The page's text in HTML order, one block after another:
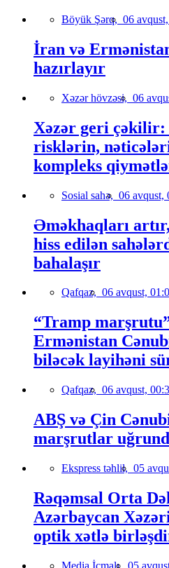
Böyük Şərq, 06
İran və
hazırlayır
Xəzər hövzəsi, 06
Xəzər geri çəkilir:
risklərin,
kompleks
Sosial sahə, 06 avqust,
Əməkhaqları
hiss edilən
bahalaşır
Qafqaz, 06 avqust,
“Tramp
Ermənistan
biləcək layihəni
Qafqaz, 06 avqust,
ABŞ və Çin
marşrutlar
Ekspress təhlil, 05
Rəqəmsal Orta
Azərbaycan
optik xətlə
Media İcmalı, 05